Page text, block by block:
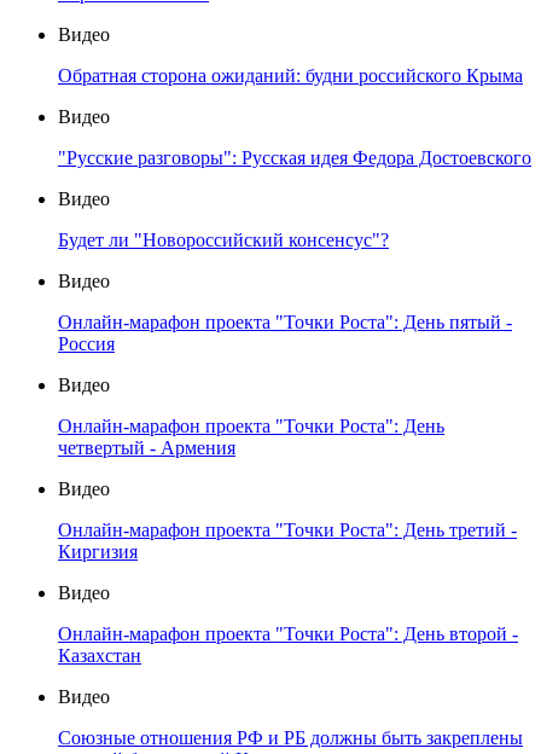
Видео
Обратная сторона ожиданий: будни российского Крыма
Видео
"Русские разговоры": Русская идея Федора Достоевского
Видео
Будет ли "Новороссийский консенсус"?
Видео
Онлайн-марафон проекта "Точки Роста": День пятый -
Россия
Видео
Онлайн-марафон проекта "Точки Роста": День
четвертый - Армения
Видео
Онлайн-марафон проекта "Точки Роста": День третий -
Киргизия
Видео
Онлайн-марафон проекта "Точки Роста": День второй -
Казахстан
Видео
Союзные отношения РФ и РБ должны быть закреплены